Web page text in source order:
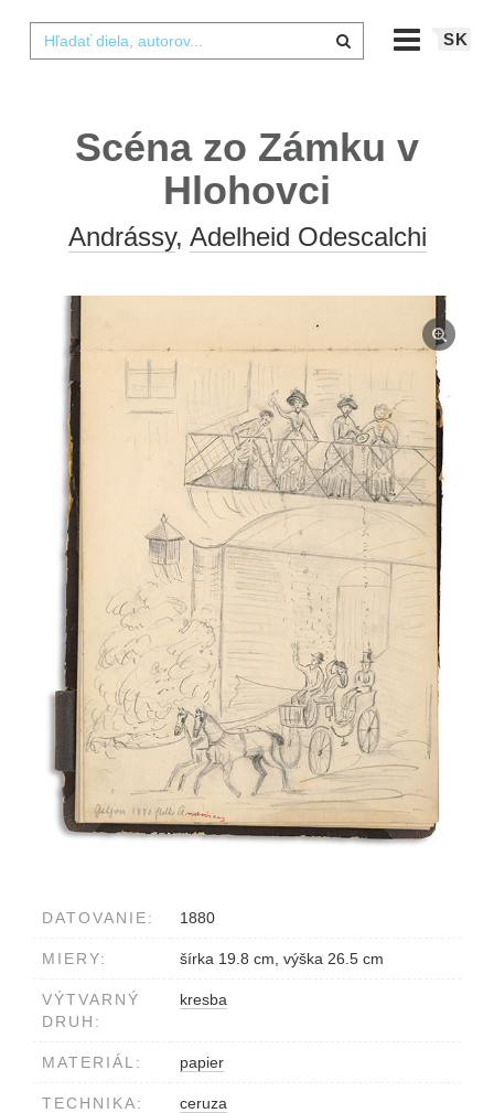
SK
Scéna zo Zámku v
Hlohovci
Andrássy, Adelheid Odescalchi
DATOVANIE: 1880
MIERY: šírka 19.8 cm, výška 26.5 cm
VÝTVARNÝ
DRUH:
kresba
MATERIÁL: papier
TECHNIKA: ceruza